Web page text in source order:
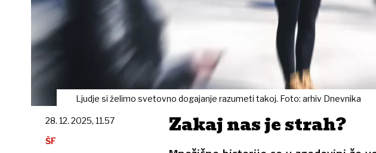
Ljudje si želimo svetovno dogajanje razumeti takoj. Foto: arhiv Dnevnika
Zakaj nas je strah?
28. 12. 2025, 11.57
ŠF